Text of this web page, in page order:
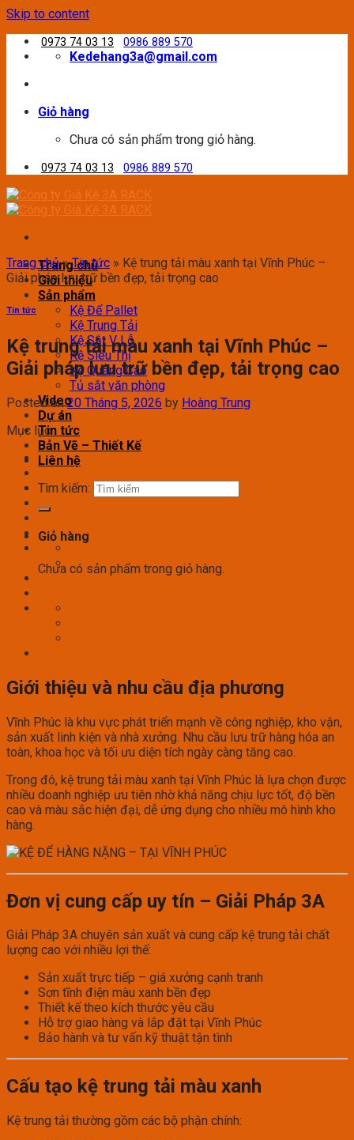
Skip to content
0973 74 03 13 0986 889 570
Kedehang3a@gmail.com
Giỏ hàng
Chưa có sản phẩm trong giỏ hàng.
0973 74 03 13 0986 889 570
Trang chủ
Giới thiệu
Sản phẩm
Kệ Để Pallet
Kệ Trung Tải
Kệ Sắt V Lỗ
Kệ Siêu Thị
Kệ Quảng Cáo
Tủ sắt văn phòng
Video
Dự án
Tin tức
Bản Vẽ – Thiết Kế
Liên hệ
Tìm kiếm:
Giỏ hàng
Chưa có sản phẩm trong giỏ hàng.
Trang chủ»Tin tức » Kệ trung tải màu xanh tại Vĩnh Phúc –
Giải pháp lưu trữ bền đẹp, tải trọng cao
Tin tức
Kệ trung tải màu xanh tại Vĩnh Phúc –
Giải pháp lưu trữ bền đẹp, tải trọng cao
Posted on20 Tháng 5, 2026 by Hoàng Trung
Mục lục
Giới thiệu và nhu cầu địa phương
Vĩnh Phúc là khu vực phát triển mạnh về công nghiệp, kho vận,
sản xuất linh kiện và nhà xưởng. Nhu cầu lưu trữ hàng hóa an
toàn, khoa học và tối ưu diện tích ngày càng tăng cao.
Trong đó, kệ trung tải màu xanh tại Vĩnh Phúc là lựa chọn được
nhiều doanh nghiệp ưu tiên nhờ khả năng chịu lực tốt, độ bền
cao và màu sắc hiện đại, dễ ứng dụng cho nhiều mô hình kho
hàng.
Đơn vị cung cấp uy tín – Giải Pháp 3A
Giải Pháp 3A chuyên sản xuất và cung cấp kệ trung tải chất
lượng cao với nhiều lợi thế:
Sản xuất trực tiếp – giá xưởng cạnh tranh
Sơn tĩnh điện màu xanh bền đẹp
Thiết kế theo kích thước yêu cầu
Hỗ trợ giao hàng và lắp đặt tại Vĩnh Phúc
Bảo hành và tư vấn kỹ thuật tận tình
Cấu tạo kệ trung tải màu xanh
Kệ trung tải thường gồm các bộ phận chính: